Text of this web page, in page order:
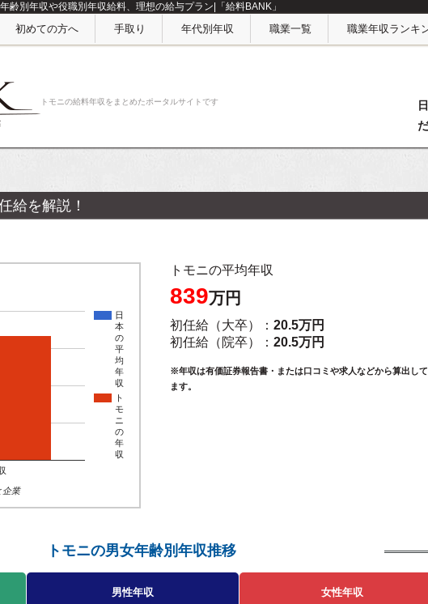
齢別年収や役職別年収給料、理想の給与プラン|「給料BANK」
初めての方へ 手取り 年代別年収 職業一覧 職業年収ランキ
トモニの給料年収をまとめたポータルサイトです
給を解説！
日
本
の
平
均
年
収
ト
モ
ニ
の
年
収
企業
トモニの平均年収
839万円
初任給（大卒）： 20.5万円
初任給（院卒）： 20.5万円
※年収は有価証券報告書・または口コミや求人などから算出し
ます。
トモニの男女年齢別年収推移
男性年収 女性年収